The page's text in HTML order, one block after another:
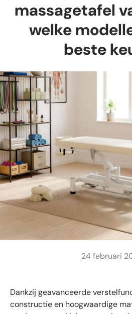
massagetafel
welke
beste
24 februari
Dankzij geavanceerde
constructie en hoogwaardige